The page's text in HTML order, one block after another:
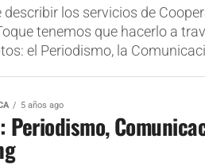
describir los servicios de
tenemos que hacerlo a
el Periodismo, la
5 años ago
Periodismo,